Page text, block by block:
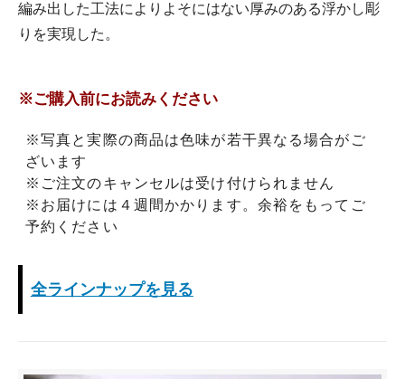
編み出した工法によりよそにはない厚みのある浮かし彫
りを実現した。
※ご購入前にお読みください
※写真と実際の商品は色味が若干異なる場合がご
ざいます
※ご注文のキャンセルは受け付けられません
※お届けには４週間かかります。余裕をもってご
予約ください
全ラインナップを見る